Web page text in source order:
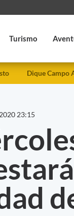
Turismo
Dique Campo
23:15